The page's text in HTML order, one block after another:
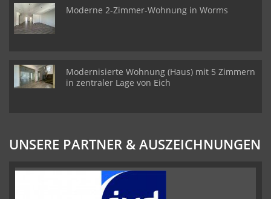
Moderne 2-Zimmer-Wohnung in Worms
Modernisierte Wohnung (Haus) mit 5 Zimmern
in zentraler Lage von Eich
UNSERE PARTNER & AUSZEICHNUNGEN